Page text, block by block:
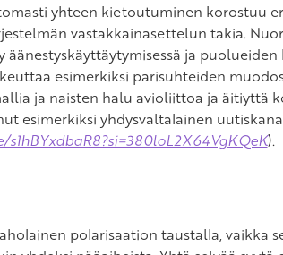
yhteen kietoutuminen korostuu
vastakkainasettelun takia.
ja
esimerkiksi parisuhteiden
ja naisten halu avioliittoa ja äitiyttä
esimerkiksi yhdysvaltalainen
).
polarisaation taustalla, vaikka